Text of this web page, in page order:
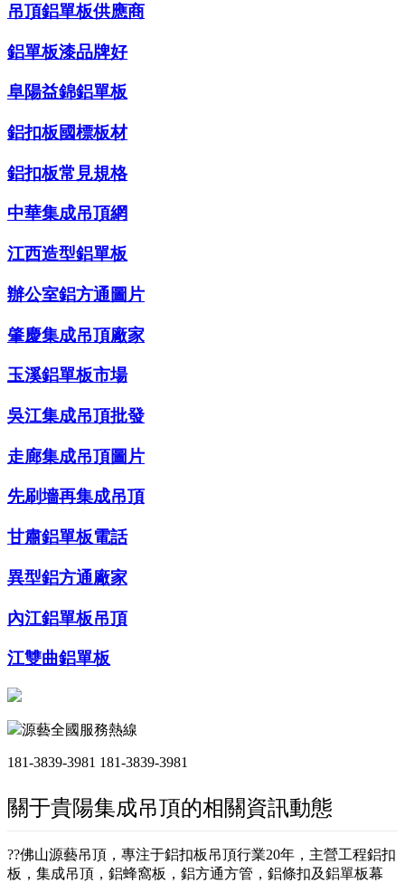
吊頂鋁單板供應商
鋁單板漆品牌好
阜陽益錦鋁單板
鋁扣板國標板材
鋁扣板常見規格
中華集成吊頂網
江西造型鋁單板
辦公室鋁方通圖片
肇慶集成吊頂廠家
玉溪鋁單板市場
吳江集成吊頂批發
走廊集成吊頂圖片
先刷墻再集成吊頂
甘肅鋁單板電話
異型鋁方通廠家
內江鋁單板吊頂
江雙曲鋁單板
源藝全國服務熱線
181-3839-3981 181-3839-3981
關于貴陽集成吊頂的相關資訊動態
??佛山源藝吊頂，專注于鋁扣板吊頂行業20年，主營工程鋁扣
板，集成吊頂，鋁蜂窩板，鋁方通方管，鋁條扣及鋁單板幕